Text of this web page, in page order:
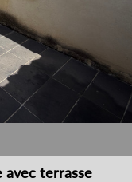
avec terrasse